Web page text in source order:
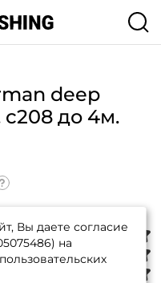
deep
c208 до 4м.
Вы даете согласие
на